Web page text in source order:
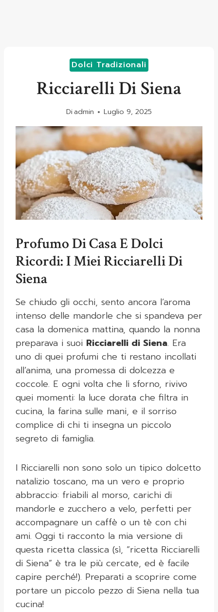
Dolci Tradizionali
Ricciarelli Di Siena
Diadmin Luglio 9, 2025
Profumo Di Casa E Dolci
Ricordi: I Miei Ricciarelli Di
Siena
Se chiudo gli occhi, sento ancora l’aroma
intenso delle mandorle che si spandeva per
casa la domenica mattina, quando la nonna
preparava i suoi Ricciarelli di Siena. Era
uno di quei profumi che ti restano incollati
all’anima, una promessa di dolcezza e
coccole. E ogni volta che li sforno, rivivo
quei momenti: la luce dorata che filtra in
cucina, la farina sulle mani, e il sorriso
complice di chi ti insegna un piccolo
segreto di famiglia.
I Ricciarelli non sono solo un tipico dolcetto
natalizio toscano, ma un vero e proprio
abbraccio: friabili al morso, carichi di
mandorle e zucchero a velo, perfetti per
accompagnare un caffè o un tè con chi
ami. Oggi ti racconto la mia versione di
questa ricetta classica (sì, “ricetta Ricciarelli
di Siena” è tra le più cercate, ed è facile
capire perché!). Preparati a scoprire come
portare un piccolo pezzo di Siena nella tua
cucina!